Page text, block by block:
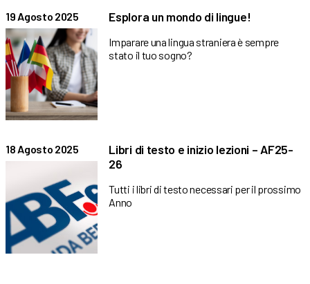
19 Agosto 2025 Esplora un mondo di lingue!
Imparare una lingua straniera è sempre
stato il tuo sogno?
18 Agosto 2025
Libri di testo e inizio lezioni – AF25-
26
Tutti i libri di testo necessari per il prossimo
Anno